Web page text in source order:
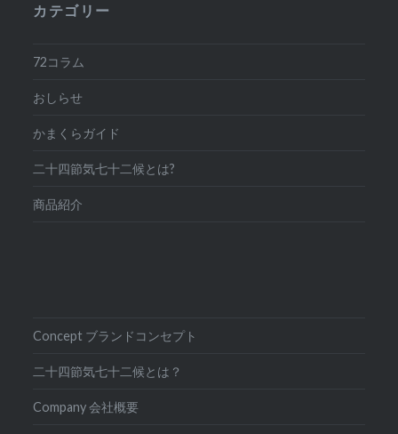
ゲ
ー
シ
ン
カテゴリー
72コラム
おしらせ
かまくらガイド
二十四節気七十二候とは?
商品紹介
Concept ブランドコンセプト
二十四節気七十二候とは？
Company 会社概要